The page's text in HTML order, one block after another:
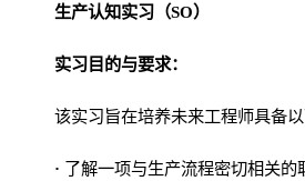
生产认知实习（SO）
实习目的与要求：
该实习旨在培养未来工程师具备以
· 了解一项与生产流程密切相关的